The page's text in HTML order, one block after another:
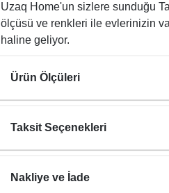
Uzaq Home'un sizlere sunduğu
ölçüsü ve renkleri ile evlerinizin
haline geliyor.
Ürün Ölçüleri
Taksit Seçenekleri
Nakliye ve İade